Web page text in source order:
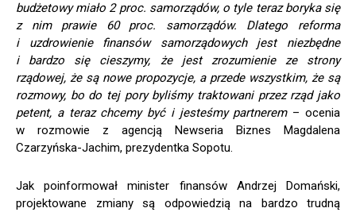
budżetowy miało 2 proc. samorządów, o tyle teraz boryka się
z nim prawie 60 proc. samorządów. Dlatego reforma
i uzdrowienie finansów samorządowych jest niezbędne
i bardzo sięcieszymy, że jest zrozumienie ze strony
rządowej, że są nowe propozycje, a przede wszystkim, że są
rozmowy, bo do tej pory byliśmy traktowani przez rząd jako
petent, a teraz chcemy być i jesteśmy partnerem – ocenia
w rozmowie z agencją Newseria Biznes Magdalena
Czarzyńska-Jachim, prezydentka Sopotu.
Jak poinformował minister finansów Andrzej Domański,
projektowane zmiany są odpowiedzią na bardzo trudną